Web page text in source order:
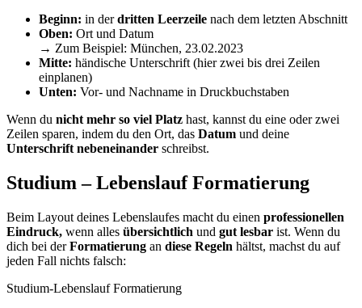
Beginn: in derdritten Leerzeile nach dem letzten Abschnitt
Oben: Ort und Datum
→ Zum Beispiel: München, 23.02.2023
Mitte: händische Unterschrift (hier zwei bis drei Zeilen
einplanen)
Unten: Vor- und Nachname in Druckbuchstaben
Wenn du nicht mehr so viel Platz hast, kannst du eine oder zwei
Zeilen sparen, indem du den Ort, das Datum und deine
Unterschrift nebeneinander schreibst.
Studium – Lebenslauf Formatierung
Beim Layout deines Lebenslaufes macht du einen professionellen
Eindruck, wenn alles übersichtlich und gut lesbar ist. Wenn du
dich bei derFormatierung an diese Regeln hältst, machst du auf
jeden Fall nichts falsch:
Studium-Lebenslauf Formatierung